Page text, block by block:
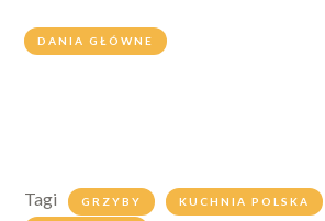
DANIA GŁÓWNE
Tagi GRZYBY KUCHNIA POLSKA